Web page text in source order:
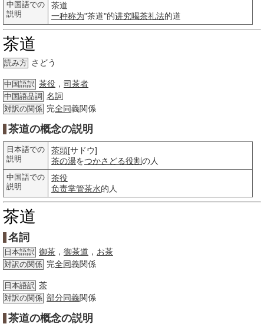
中国語での
説明
茶道
一种称为"茶道"的讲究喝茶礼法的道
茶道
読み方 さどう
中国語訳 茶役 ， 司茶者
中国語品詞 名詞
対訳の関係 完全同義関係
茶道の概念の説明
日本語での
説明
茶頭[サドウ]
茶の湯をつかさどる役割の人
中国語での
説明
茶役
负责掌管茶水的人
茶道
名詞
日本語訳 御茶 ， 御茶道 ， お茶
対訳の関係 完全同義関係
日本語訳 茶
対訳の関係 部分同義関係
茶道の概念の説明